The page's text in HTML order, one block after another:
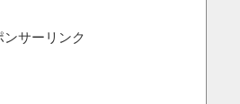
ンサーリンク